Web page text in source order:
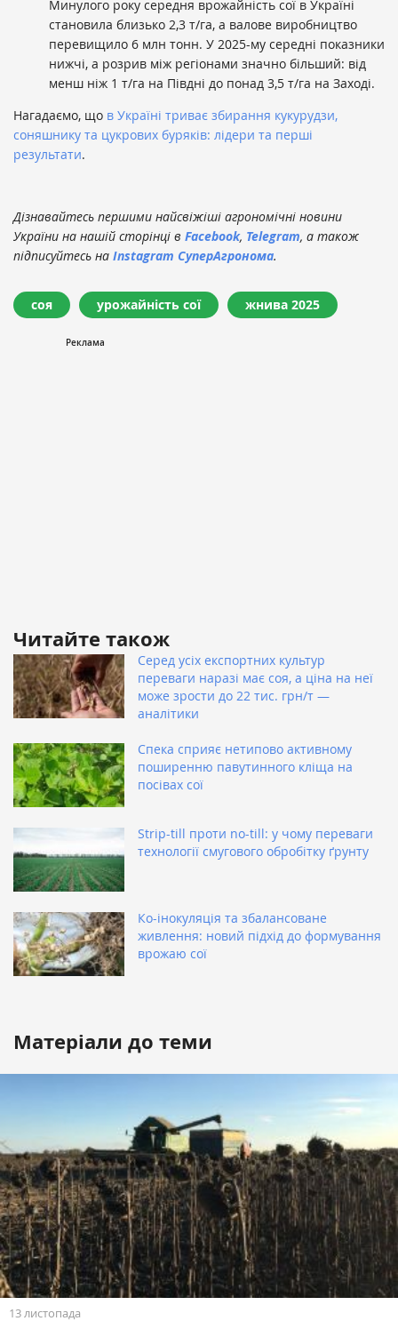
Минулого року середня врожайність сої в Україні
становила близько 2,3 т/га, а валове виробництво
перевищило 6 млн тонн. У 2025-му середні показники
нижчі, а розрив між регіонами значно більший: від
менш ніж 1 т/га на Півдні до понад 3,5 т/га на Заході.
Нагадаємо, що в Україні триває збирання кукурудзи,
соняшнику та цукрових буряків: лідери та перші
результати.
Дізнавайтесь першими найсвіжіші агрономічні новини
України на нашій сторінці в Facebook, Telegram, а також
підписуйтесь на Instagram СуперАгронома.
соя урожайність сої жнива 2025
Читайте також
Серед усіх експортних культур
переваги наразі має соя, а ціна на неї
може зрости до 22 тис. грн/т —
аналітики
Спека сприяє нетипово активному
поширенню павутинного кліща на
посівах сої
Strip-till проти no-till: у чому переваги
технології смугового обробітку ґрунту
Ко-інокуляція та збалансоване
живлення: новий підхід до формування
врожаю сої
Матеріали до теми
13 листопада